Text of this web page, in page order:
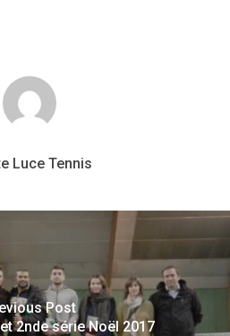
Luce Tennis
Post
2nde série Noël 2017